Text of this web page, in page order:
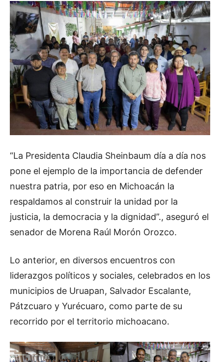
“La Presidenta Claudia Sheinbaum día a día nos
pone el ejemplo de la importancia de defender
nuestra patria, por eso en Michoacán la
respaldamos al construir la unidad por la
justicia, la democracia y la dignidad”., aseguró el
senador de Morena Raúl Morón Orozco.
Lo anterior, en diversos encuentros con
liderazgos políticos y sociales, celebrados en los
municipios de Uruapan, Salvador Escalante,
Pátzcuaro y Yurécuaro, como parte de su
recorrido por el territorio michoacano.